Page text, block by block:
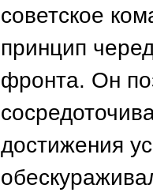
советское
принцип
фронта. Он
достижения